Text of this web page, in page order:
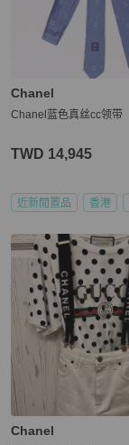
Chanel
Chanel蓝色真丝cc领带
TWD 14,945
近新閒置品 香港
Chanel